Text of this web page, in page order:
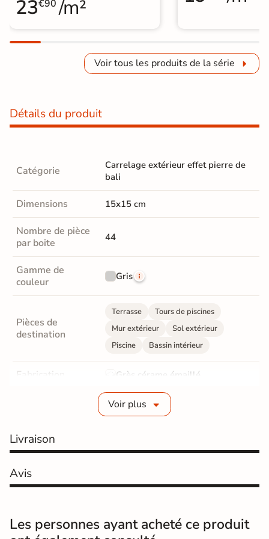
23€90 /m²
Voir tous les produits de la série
Détails du produit
Catégorie
Carrelage extérieur effet pierre de
bali
Dimensions 15x15 cm
Nombre de pièce
par boite
44
Gamme de
couleur
Gris
Pièces de
destination
Terrasse
Tours de piscines
Mur extérieur
Sol extérieur
Piscine
Bassin intérieur
Fabrication Grès cérame émaillé
9 mm
antidérapant
Résistance à
l'usure
Bords Non-rectifié
Voir plus
Livraison
Avis
Les personnes ayant acheté ce produit